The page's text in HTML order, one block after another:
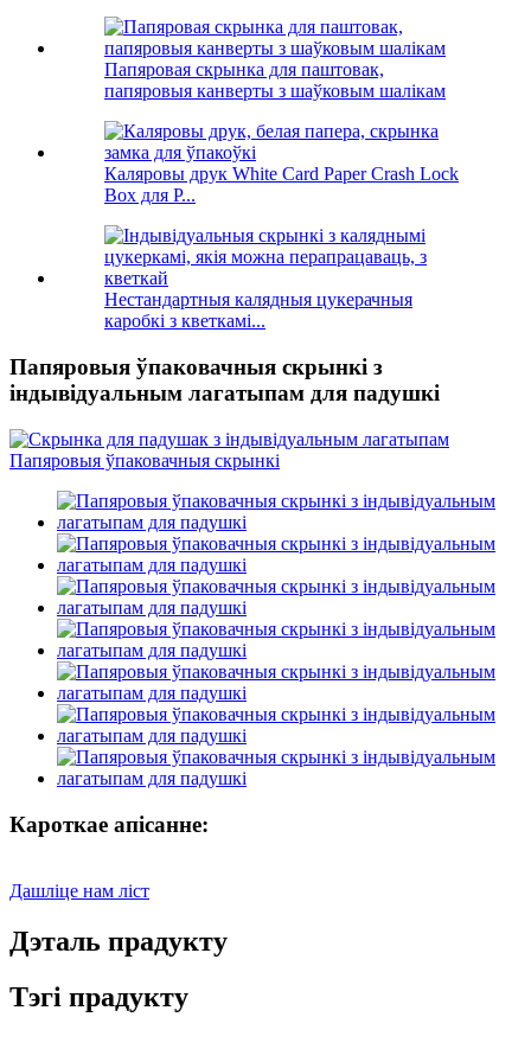
Папяровая скрынка для паштовак,
папяровыя канверты з шаўковым шалікам
Каляровы друк White Card Paper Crash Lock
Box для P...
Нестандартныя калядныя цукерачныя
каробкі з кветкамі...
Папяровыя ўпаковачныя скрынкі з
індывідуальным лагатыпам для падушкі
Кароткае апісанне:
Дашліце нам ліст
Дэталь прадукту
Тэгі прадукту